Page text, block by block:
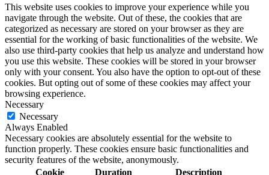
This website uses cookies to improve your experience while you
navigate through the website. Out of these, the cookies that are
categorized as necessary are stored on your browser as they are
essential for the working of basic functionalities of the website. We
also use third-party cookies that help us analyze and understand how
you use this website. These cookies will be stored in your browser
only with your consent. You also have the option to opt-out of these
cookies. But opting out of some of these cookies may affect your
browsing experience.
Necessary
Necessary
Always Enabled
Necessary cookies are absolutely essential for the website to
function properly. These cookies ensure basic functionalities and
security features of the website, anonymously.
Cookie
Duration Description